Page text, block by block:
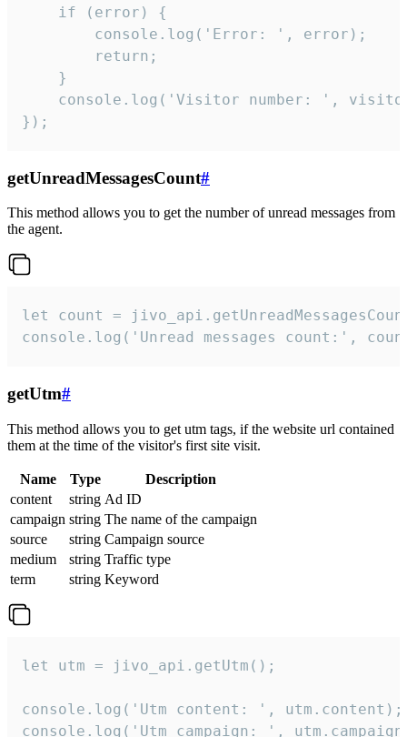
    if (error) {
        console.log('Error: ', error);
        return;
    }
console.log('Visitor number: ',
});
getUnreadMessagesCount#
This method allows you to get the number of unread messages from
the agent.
let count =
console.log('Unread messages count:',
getUtm#
This method allows you to get utm tags, if the website url contained
them at the time of the visitor's first site visit.
Name Type
Description
content
string Ad ID
campaign string The name of the campaign
source
string Campaign source
medium
string Traffic type
term
string Keyword
let utm = jivo_api.getUtm();
console.log('Utm content: ', utm.content);
console.log('Utm campaign: ',